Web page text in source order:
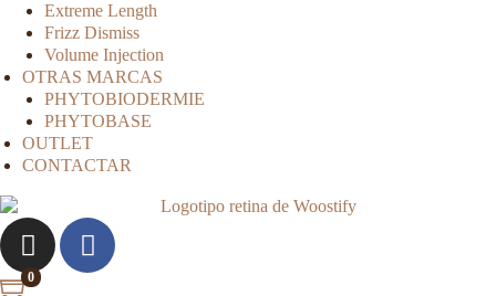
Extreme Length
Frizz Dismiss
Volume Injection
OTRAS MARCAS
PHYTOBIODERMIE
PHYTOBASE
OUTLET
CONTACTAR
0